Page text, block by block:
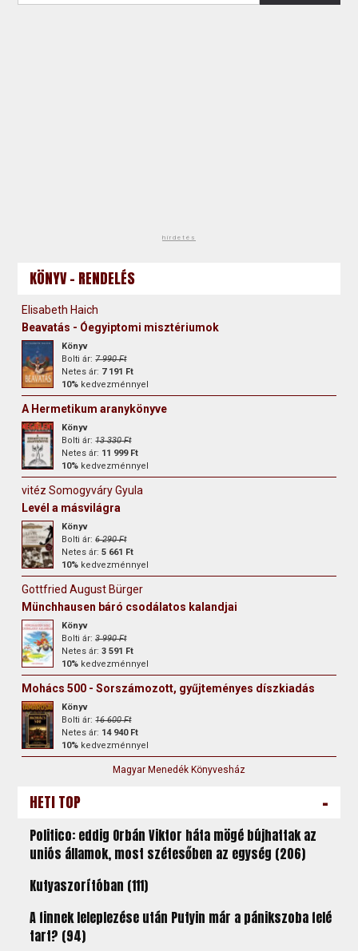
hirdetés
KÖNYV - RENDELÉS
Elisabeth Haich
Beavatás - Óegyiptomi misztériumok
Könyv
Bolti ár:7 990 Ft
Netes ár: 7 191 Ft
10% kedvezménnyel
A Hermetikum aranykönyve
Könyv
Bolti ár:13 330 Ft
Netes ár: 11 999 Ft
10% kedvezménnyel
vitéz Somogyváry Gyula
Levél a másvilágra
Könyv
Bolti ár:6 290 Ft
Netes ár:5 661 Ft
10% kedvezménnyel
Gottfried August Bürger
Münchhausen báró csodálatos kalandjai
Könyv
Bolti ár:3 990 Ft
Netes ár:3 591 Ft
10% kedvezménnyel
Mohács 500 - Sorszámozott, gyűjteményes díszkiadás
Könyv
Bolti ár:16 600 Ft
Netes ár: 14 940 Ft
10% kedvezménnyel
Magyar Menedék Könyvesház
HETI TOP -
Politico: eddig Orbán Viktor háta mögé bújhattak az
uniós államok, most szétesőben az egység (206)
Kutyaszorítóban (111)
A finnek leleplezése után Putyin már a pánikszoba felé
tart? (94)